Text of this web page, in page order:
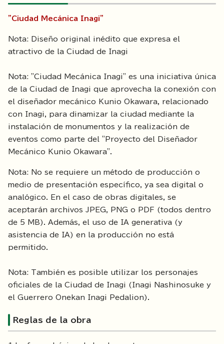
"Ciudad Mecánica Inagi"
Nota: Diseño original inédito que expresa el
atractivo de la Ciudad de Inagi
Nota: "Ciudad Mecánica Inagi" es una iniciativa única
de la Ciudad de Inagi que aprovecha la conexión con
el diseñador mecánico Kunio Okawara, relacionado
con Inagi, para dinamizar la ciudad mediante la
instalación de monumentos y la realización de
eventos como parte del "Proyecto del Diseñador
Mecánico Kunio Okawara".
Nota: No se requiere un método de producción o
medio de presentación específico, ya sea digital o
analógico. En el caso de obras digitales, se
aceptarán archivos JPEG, PNG o PDF (todos dentro
de 5 MB). Además, el uso de IA generativa (y
asistencia de IA) en la producción no está
permitido.
Nota: También es posible utilizar los personajes
oficiales de la Ciudad de Inagi (Inagi Nashinosuke y
el Guerrero Onekan Inagi Pedalion).
Reglas de la obra